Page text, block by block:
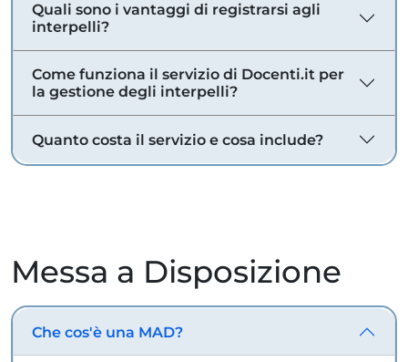
Quali sono i vantaggi di registrarsi agli
interpelli?
Come funziona il servizio di Docenti.it per
la gestione degli interpelli?
Quanto costa il servizio e cosa include?
Messa a Disposizione
Che cos'è una MAD?